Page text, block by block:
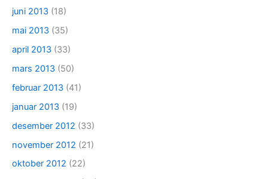
juni 2013 (18)
mai 2013 (35)
april 2013 (33)
mars 2013 (50)
februar 2013 (41)
januar 2013 (19)
desember 2012 (33)
november 2012 (21)
oktober 2012 (22)